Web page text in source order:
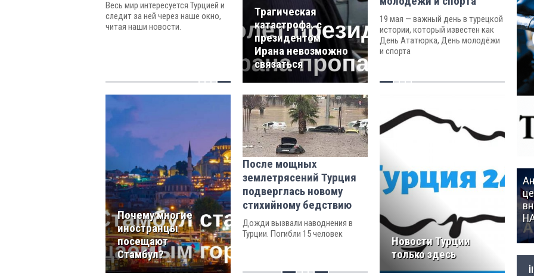
Весь мир интересуется Турцией и
следит за ней через наше окно,
читая наши новости.
Трагическая
катастрофа. с
президентом
Ирана невозможно
связаться
19 мая — важный день в турецкой
истории, который известен как
День Ататюрка, День молодёжи
и спорта
Почему многие
иностранцы
посещают
Стамбул?
После мощных
землетрясений Турция
подверглась новому
стихийному бедствию
Дожди вызвали наводнения в
Турции. Погибли 15 человек
Новости Турции
только здесь